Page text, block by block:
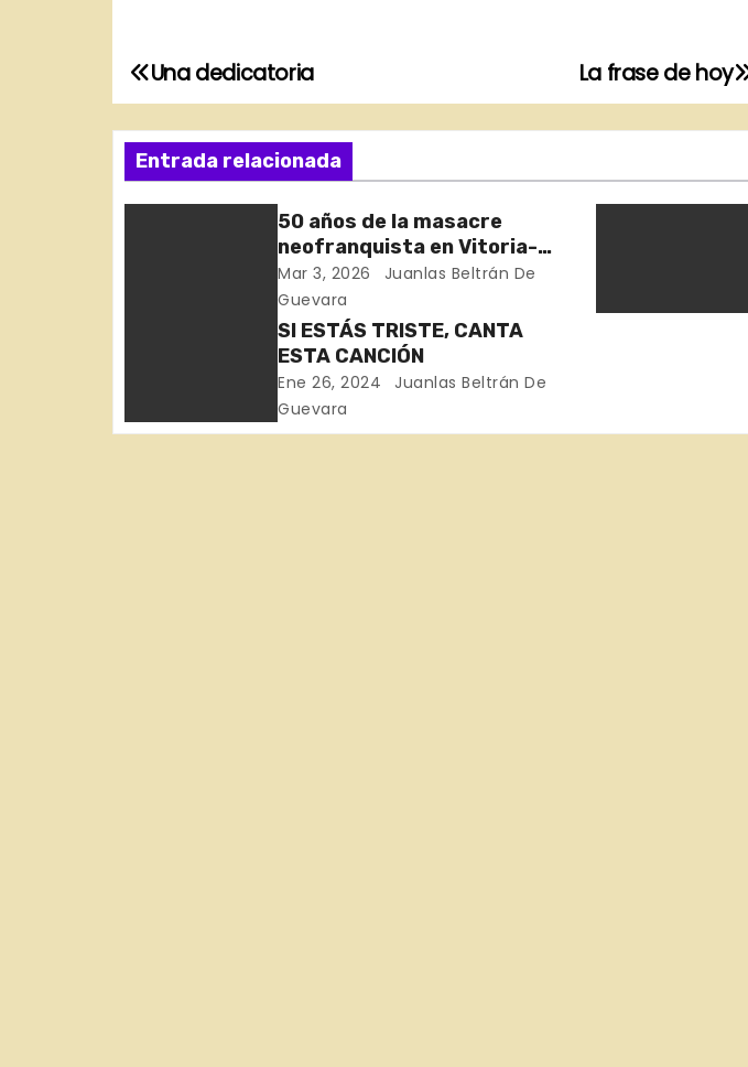
N
a
v
La frase de hoy
Una dedicatoria
Entrada relacionada
50 años de la masacre
neofranquista en Vitoria-
Gasteiz
Mar 3, 2026
Juanlas Beltrán De
Guevara
SI ESTÁS TRISTE, CANTA
ESTA CANCIÓN
Ene 26, 2024
Juanlas Beltrán De
Guevara